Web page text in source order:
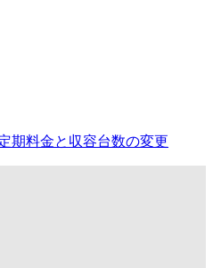
期料金と収容台数の変更